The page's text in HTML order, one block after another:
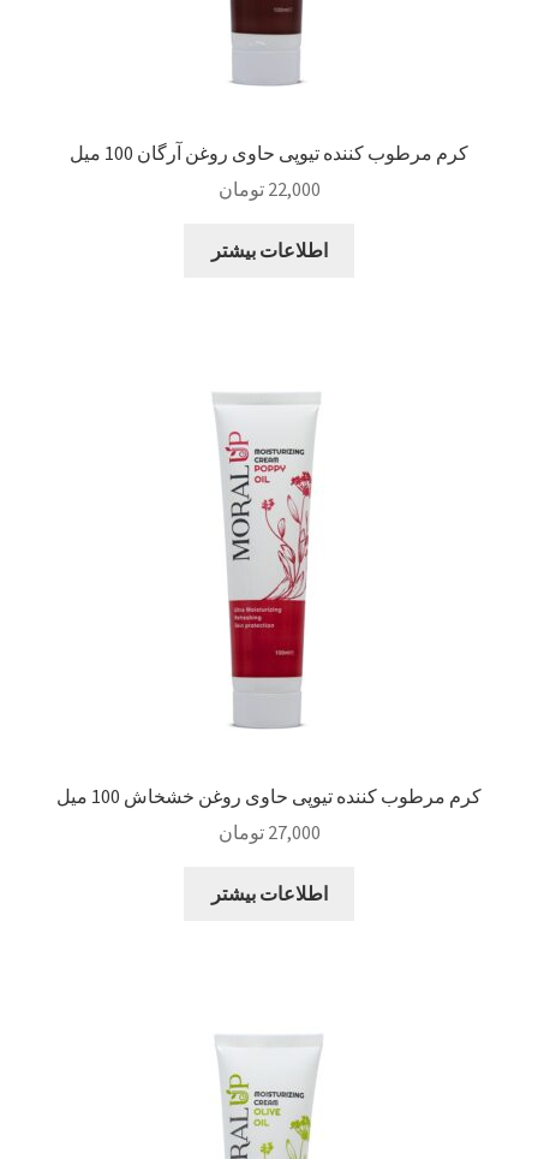
کرم مرطوب کننده تیوپی حاوی روغن آرگان 100 میل
22,000 تومان
اطلاعات بیشتر
کرم مرطوب کننده تیوپی حاوی روغن خشخاش 100 میل
27,000 تومان
اطلاعات بیشتر